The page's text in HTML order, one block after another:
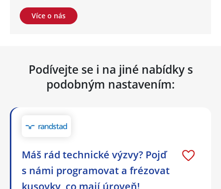
Více o nás
Podívejte se i na jiné nabídky s
podobným nastavením:
Máš rád technické výzvy? Pojď
s námi programovat a frézovat